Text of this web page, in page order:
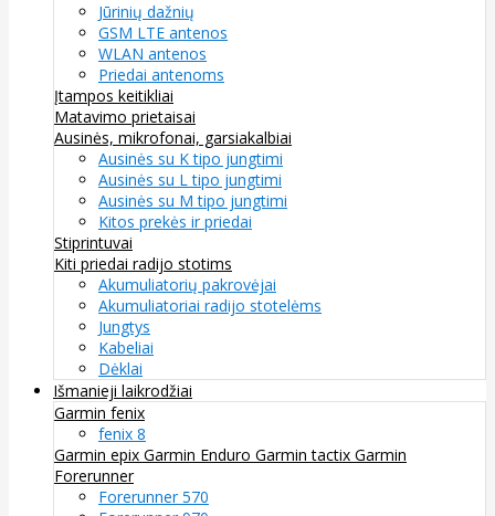
Jūrinių dažnių
GSM LTE antenos
WLAN antenos
Priedai antenoms
Įtampos keitikliai
Matavimo prietaisai
Ausinės, mikrofonai, garsiakalbiai
Ausinės su K tipo jungtimi
Ausinės su L tipo jungtimi
Ausinės su M tipo jungtimi
Kitos prekės ir priedai
Stiprintuvai
Kiti priedai radijo stotims
Akumuliatorių pakrovėjai
Akumuliatoriai radijo stotelėms
Jungtys
Kabeliai
Dėklai
Išmanieji laikrodžiai
Garmin fenix
fenix 8
Garmin epix Garmin Enduro Garmin tactix Garmin
Forerunner
Forerunner 570